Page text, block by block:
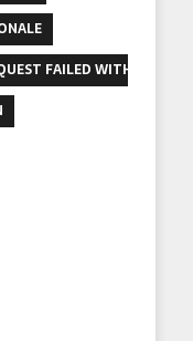
FAILED WITH